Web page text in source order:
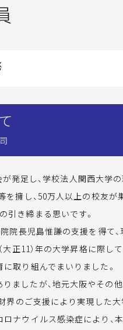
発足し、学校法人関西大学
を擁し、50万人以上の校友が
引き締まる思いです。
院長児島惟謙の支援を得て
正11）年の大学昇格に際し
取り組んでまいりました。
ましたが、地元大阪やその
界のご支援により実現し
ナウイルス感染症により